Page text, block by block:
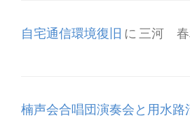
自宅通信環境復旧 に 三河 春
楠声会合唱団演奏会と用水路